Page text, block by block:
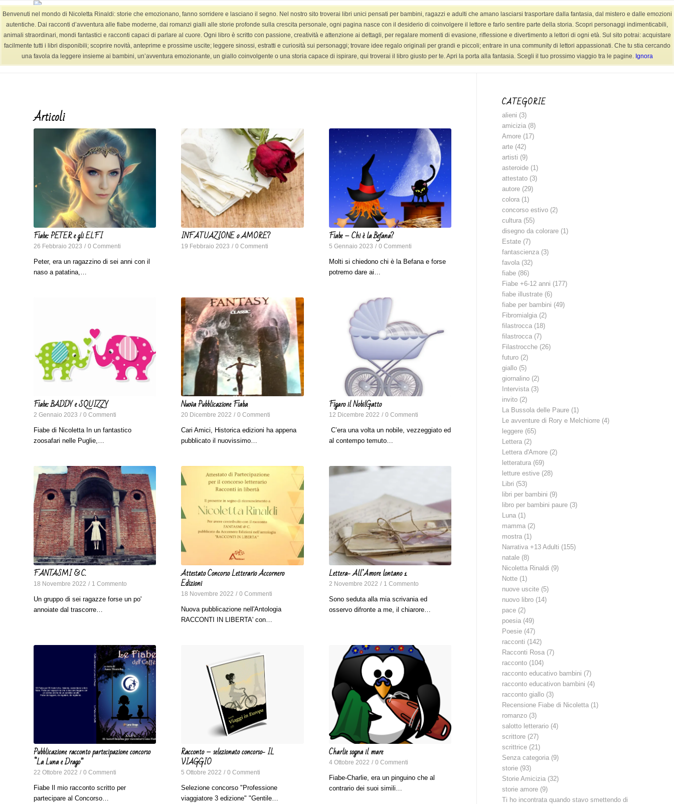
Benvenuti nel mondo di Nicoletta Rinaldi: storie che emozionano, fanno sorridere e lasciano il segno. Nel nostro sito troverai libri unici pensati per bambini, ragazzi e adulti che amano lasciarsi trasportare dalla fantasia, dal mistero e dalle emozioni
autentiche. Dai racconti d’avventura alle fiabe moderne, dai romanzi gialli alle storie profonde sulla crescita personale, ogni pagina nasce con il desiderio di coinvolgere il lettore e farlo sentire parte della storia. Scopri personaggi indimenticabili,
animali straordinari, mondi fantastici e racconti capaci di parlare al cuore. Ogni libro è scritto con passione, creatività e attenzione ai dettagli, per regalare momenti di evasione, riflessione e divertimento a lettori di ogni età. Sul sito potrai: acquistare
facilmente tutti i libri disponibili; scoprire novità, anteprime e prossime uscite; leggere sinossi, estratti e curiosità sui personaggi; trovare idee regalo originali per grandi e piccoli; entrare in una community di lettori appassionati. Che tu stia cercando
una favola da leggere insieme ai bambini, un’avventura emozionante, un giallo coinvolgente o una storia capace di ispirare, qui troverai il libro giusto per te. Apri la porta alla fantasia. Scegli il tuo prossimo viaggio tra le pagine. Ignora
HOME LIBRI LIBRI YANG ADULT VIDEO AUDIOFIABE CONTATTI SHOP LIBRI
Tag Archivio per: racconto (Pagina 3) Sei in: Home / BLOG / racconto
Articoli
Fiabe: PETER e gli ELFI
26 Febbraio 2023 / 0 Commenti
Peter, era un ragazzino di sei anni con il
naso a patatina,…
INFATUAZIONE o AMORE?
19 Febbraio 2023 / 0 Commenti
Fiabe – Chi è la Befana?
5 Gennaio 2023 / 0 Commenti
Molti si chiedono chi è la Befana e forse
potremo dare ai…
Fiabe: BADDY e SQUIZZY
2 Gennaio 2023 / 0 Commenti
Fiabe di Nicoletta In un fantastico
zoosafari nelle Puglie,…
Nuova Pubblicazione Fiaba
20 Dicembre 2022 / 0 Commenti
Cari Amici, Historica edizioni ha appena
pubblicato il nuovissimo…
Figaro il NobilGatto
12 Dicembre 2022 / 0 Commenti
C’era una volta un nobile, vezzeggiato ed
al contempo temuto…
FANTASMI & C.
18 Novembre 2022 / 1 Commento
Un gruppo di sei ragazze forse un po'
annoiate dal trascorre…
Attestato Concorso Letterario Accornero
Edizioni
18 Novembre 2022 / 0 Commenti
Nuova pubblicazione nell'Antologia
RACCONTI IN LIBERTA' con…
Lettera- All’Amore lontano 1
2 Novembre 2022 / 1 Commento
Sono seduta alla mia scrivania ed
osservo difronte a me, il chiarore…
Pubblicazione racconto partecipazione concorso
“La Luna e Drago”
22 Ottobre 2022 / 0 Commenti
Fiabe Il mio racconto scritto per
partecipare al Concorso…
Racconto – selezionato concorso- IL
VIAGGIO
5 Ottobre 2022 / 0 Commenti
Selezione concorso "Professione
viaggiatore 3 edizione" "Gentile…
Charlie sogna il mare
4 Ottobre 2022 / 0 Commenti
Fiabe-Charlie, era un pinguino che al
contrario dei suoi simili…
CATEGORIE
alieni (3)
amicizia (8)
Amore (17)
arte (42)
artisti (9)
asteroide (1)
attestato (3)
autore (29)
colora (1)
concorso estivo (2)
cultura (55)
disegno da colorare (1)
Estate (7)
fantascienza (3)
favola (32)
fiabe (86)
Fiabe +6-12 anni (177)
fiabe illustrate (6)
fiabe per bambini (49)
Fibromialgia (2)
filastrocca (18)
filastrocca (7)
Filastrocche (26)
futuro (2)
giallo (5)
giornalino (2)
Intervista (3)
invito (2)
La Bussola delle Paure (1)
Le avventure di Rory e Melchiorre (4)
leggere (65)
Lettera (2)
Lettera d'Amore (2)
letteratura (69)
letture estive (28)
Libri (53)
libri per bambini (9)
libro per bambini paure (3)
Luna (1)
mamma (2)
mostra (1)
Narrativa +13 Adulti (155)
natale (8)
Nicoletta Rinaldi (9)
Notte (1)
nuove uscite (5)
nuovo libro (14)
pace (2)
poesia (49)
Poesie (47)
racconti (142)
Racconti Rosa (7)
racconto (104)
racconto educativo bambini (7)
racconto educativon bambini (4)
racconto giallo (3)
Recensione Fiabe di Nicoletta (1)
romanzo (3)
salotto letterario (4)
scrittore (27)
scrittrice (21)
Senza categoria (9)
storie (93)
Storie Amicizia (32)
storie amore (9)
Ti ho incontrata quando stavo smettendo di